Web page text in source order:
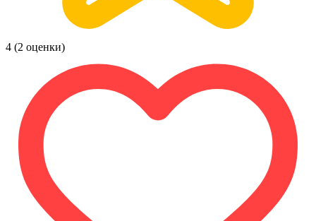
4 (2 оценки)